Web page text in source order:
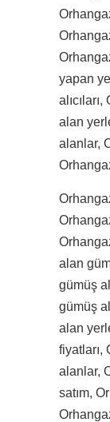
yapan
alan
alanlar,
alan
gümüş
gümüş
alan
fiyatları,
alanlar,
satım,